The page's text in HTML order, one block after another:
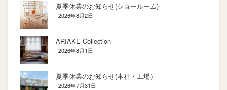
夏季休業のお知らせ(ショールーム)
2026年8月2日
ARIAKE Collection
2026年8月1日
夏季休業のお知らせ(本社・工場）
2026年7月31日